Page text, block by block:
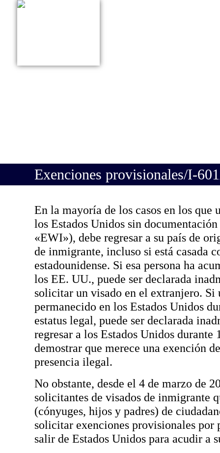
Exenciones provisionales/I-
En la mayoría de los casos en los que
los Estados Unidos sin
«EWI»), debe regresar a su país de
de inmigrante, incluso si está casada
estadounidense. Si esa persona ha
los EE. UU., puede ser declarada
solicitar un visado en el extranjero. Si
permanecido en los Estados Unidos
estatus legal, puede ser declarada
regresar a los Estados Unidos durante
demostrar que merece una exención
presencia ilegal.
No obstante, desde el 4 de marzo de
solicitantes de visados de inmigrante
(cónyuges, hijos y padres) de
solicitar exenciones provisionales por
salir de Estados Unidos para acudir a